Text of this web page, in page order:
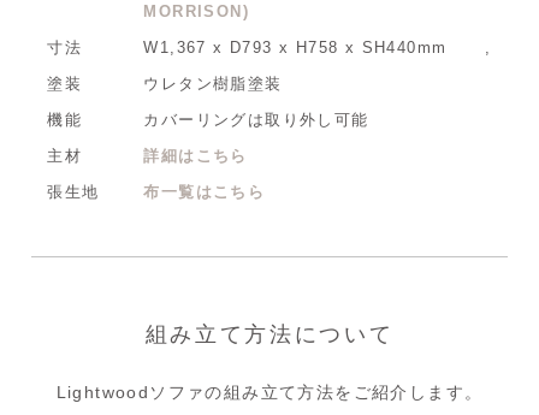
MORRISON)
寸法
W1,367 x D793 x H758 x SH440mm
,
塗装
ウレタン樹脂塗装
機能
カバーリングは取り外し可能
主材
詳細はこちら
張生地
布一覧はこちら
組み立て方法について
Lightwoodソファの組み立て方法をご紹介します。